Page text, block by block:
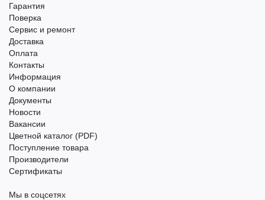
Гарантия
Поверка
Сервис и ремонт
Доставка
Оплата
Контакты
Информация
О компании
Документы
Новости
Вакансии
Цветной каталог (PDF)
Поступление товара
Производители
Сертификаты
Мы в соцсетях